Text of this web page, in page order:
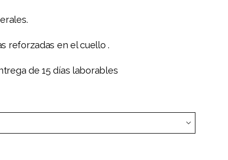
reforzadas en el cuello .
de 15 días laborables